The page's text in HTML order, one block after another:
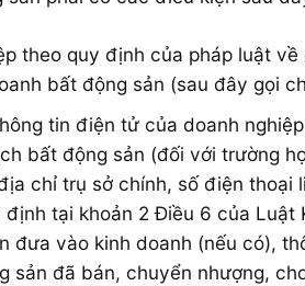
theo quy định của pháp luật
bất động sản (sau đây gọi
tin điện tử của doanh
bất động sản (đối với trường
chỉ trụ sở chính, số điện
tại khoản 2 Điều 6 của
đưa vào kinh doanh (nếu có),
sản đã bán, chuyển nhượng,